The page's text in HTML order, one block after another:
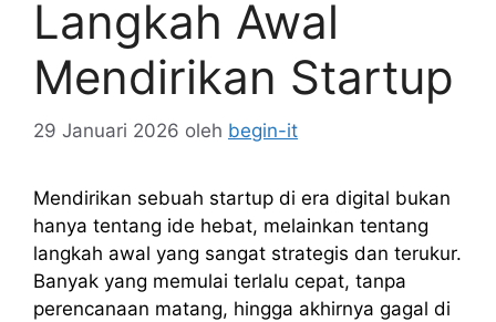
Langkah Awal
Mendirikan Startup
29 Januari 2026 oleh begin-it
Mendirikan sebuah startup di era digital bukan
hanya tentang ide hebat, melainkan tentang
langkah awal yang sangat strategis dan terukur.
Banyak yang memulai terlalu cepat, tanpa
perencanaan matang, hingga akhirnya gagal di